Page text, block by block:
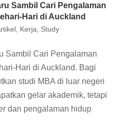
Sambil Cari Pengalaman
Hari di Auckland
, Kerja, Study
Sambil Cari Pengalaman
Hari di Auckland. Bagi
studi MBA di luar negeri
gelar akademik, tetapi
dan pengalaman hidup